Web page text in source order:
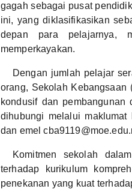
gagah sebagai pusat
ini, yang diklasifikasikan
depan para pelajarnya,
memperkayakan.
Dengan jumlah pelajar
orang, Sekolah Kebangsaan
kondusif dan
dihubungi melalui maklumat
dan emel
Komitmen sekolah
terhadap kurikulum
penekanan yang kuat